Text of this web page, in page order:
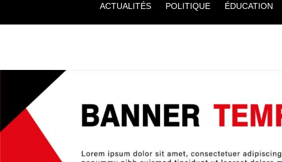
ACTUALITÉS POLITIQUE ÉDUCATION